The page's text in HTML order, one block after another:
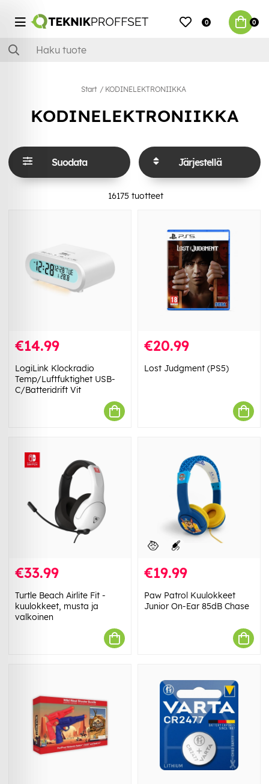
0 0
Start KODINELEKTRONIIKKA
KODINELEKTRONIIKKA
Suodata Järjestellä
16175 tuotteet
€14.99
LogiLink Klockradio
Temp/Luftfuktighet USB-
C/Batteridrift Vit
€20.99
Lost Judgment (PS5)
€33.99
Turtle Beach Airlite Fit -
kuulokkeet, musta ja
valkoinen
€19.99
Paw Patrol Kuulokkeet
Junior On-Ear 85dB Chase